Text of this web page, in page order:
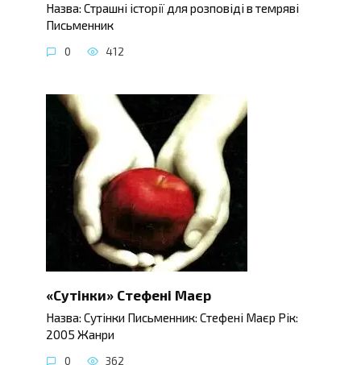
Назва: Страшні історії для розповіді в темряві
Письменник
0 412
«Сутінки» Стефені Маєр
Назва: Сутінки Письменник: Стефені Маєр Рік:
2005 Жанри
0 362